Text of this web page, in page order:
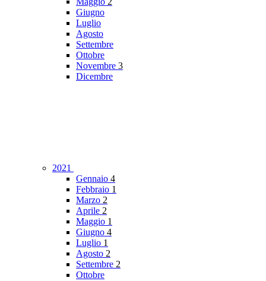
Giugno
Luglio
Agosto
Settembre
Ottobre
Novembre 3
Dicembre
2021
Gennaio 4
Febbraio 1
Marzo 2
Aprile 2
Maggio 1
Giugno 4
Luglio 1
Agosto 2
Settembre 2
Ottobre